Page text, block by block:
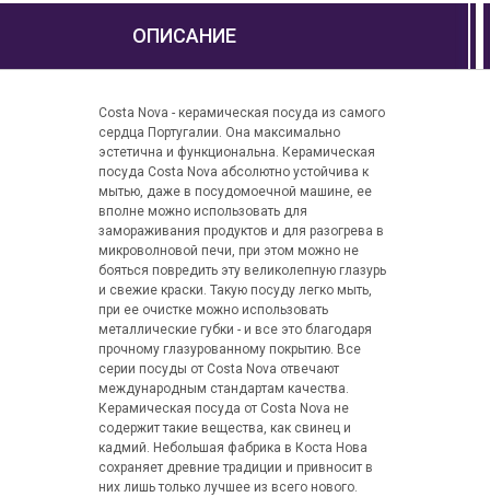
ОПИСАНИЕ
Сosta Nova - керамическая посуда из самого
сердца Португалии. Она максимально
эстетична и функциональна. Керамическая
посуда Costa Nova абсолютно устойчива к
мытью, даже в посудомоечной машине, ее
вполне можно использовать для
замораживания продуктов и для разогрева в
микроволновой печи, при этом можно не
бояться повредить эту великолепную глазурь
и свежие краски. Такую посуду легко мыть,
при ее очистке можно использовать
металлические губки - и все это благодаря
прочному глазурованному покрытию. Все
серии посуды от Costa Nova отвечают
международным стандартам качества.
Керамическая посуда от Costa Nova не
содержит такие вещества, как свинец и
кадмий. Небольшая фабрика в Коста Нова
сохраняет древние традиции и привносит в
них лишь только лучшее из всего нового.